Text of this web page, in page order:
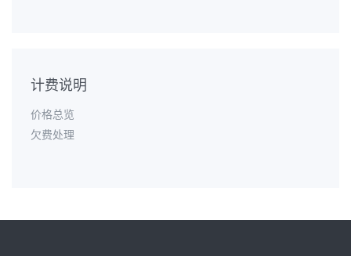
计费说明
价格总览
欠费处理